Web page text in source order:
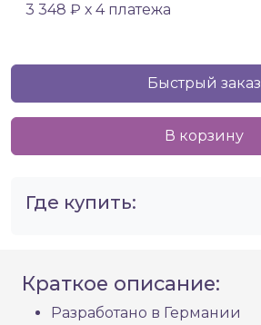
3 348 ₽ х 4 платежа
Быстрый заказ
В корзину
Где купить:
Краткое описание:
Разработано в Германии